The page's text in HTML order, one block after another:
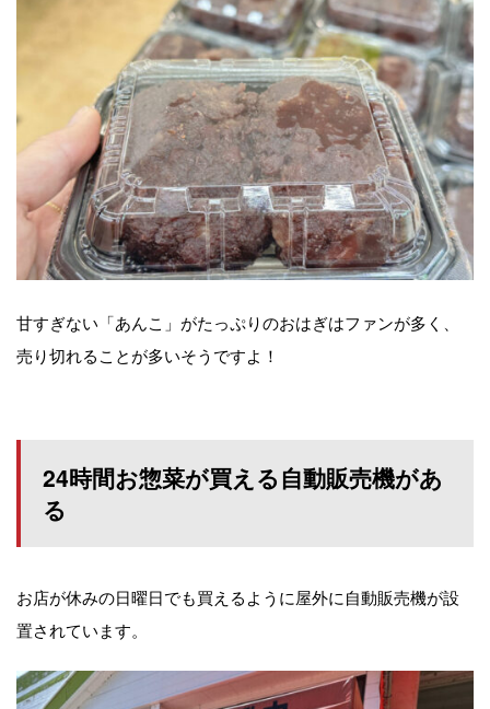
甘すぎない「あんこ」がたっぷりのおはぎはファンが多く、
売り切れることが多いそうですよ！
24時間お惣菜が買える自動販売機があ
る
お店が休みの日曜日でも買えるように屋外に自動販売機が設
置されています。